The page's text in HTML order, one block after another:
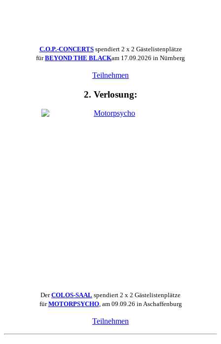
C.O.P.-CONCERTSspendiert 2 x 2 Gästelistenplätze
fürBEYOND THE BLACKam 17.09.2026 in Nürnberg
Teilnehmen
2. Verlosung:
DerCOLOS-SAAL spendiert 2 x 2 Gästelistenplätze
fürMOTORPSYCHO, am 09.09.26 in Aschaffenburg
Teilnehmen